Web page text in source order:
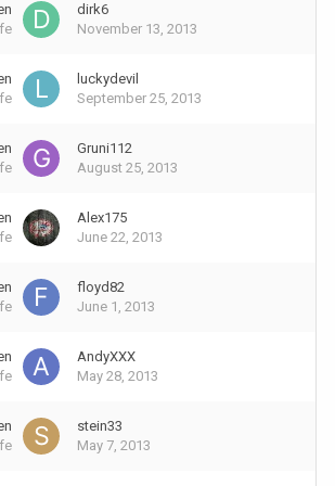
dirk6
November 13, 2013
luckydevil
September 25, 2013
Gruni112
August 25, 2013
Alex175
June 22, 2013
floyd82
June 1, 2013
AndyXXX
May 28, 2013
stein33
May 7, 2013